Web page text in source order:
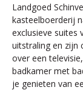
Landgoed
kasteelboerderij
exclusieve suites
uitstraling en zijn
over een
badkamer met
je genieten van